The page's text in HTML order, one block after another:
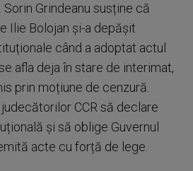
Grindeanu susține că
Ilie Bolojan și-a depășit
când a adoptat actul
afla deja în stare de interimat,
prin moțiune de cenzură.
CCR să declare
și să oblige Guvernul
acte cu forță de lege.